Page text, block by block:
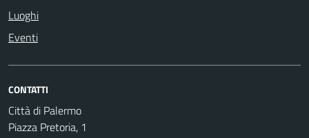
Luoghi
Eventi
CONTATTI
Città di Palermo
Piazza Pretoria, 1